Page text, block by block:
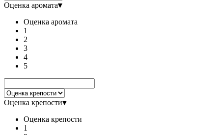
Оценка аромата▾
Оценка аромата
1
2
3
4
5
Оценка крепости▾
Оценка крепости
1